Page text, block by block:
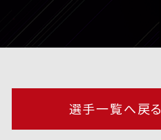
選手一覧へ戻る